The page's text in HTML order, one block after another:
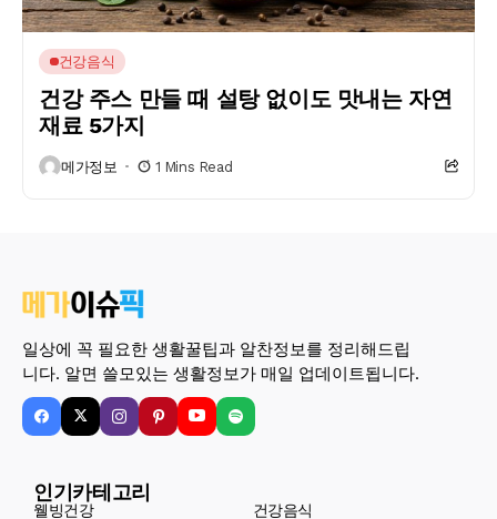
건강음식
건강 주스 만들 때 설탕 없이도 맛내는 자연
재료 5가지
메가정보 1 Mins Read
일상에 꼭 필요한 생활꿀팁과 알찬정보를 정리해드립
니다. 알면 쓸모있는 생활정보가 매일 업데이트됩니다.
인기카테고리
웰빙건강 건강음식